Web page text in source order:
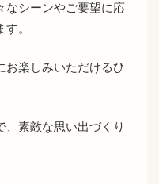
なシーンやご要望に応
。
お楽しみいただけるひ
、素敵な思い出づくり